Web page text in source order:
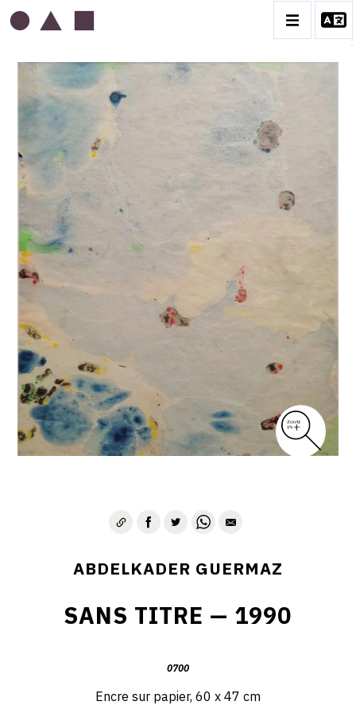
ABDELKADER GUERMAZ
BIOGRAPHIE
LA PRESSE AU SUJET DE GUERMAZ
TÉMOIGNAGES AU SUJET DE GUERMAZ
CATALOGUE DES OEUVRES
A – RÉALITÉ POÉTIQUE – 1940-1960
B – COMPOSITIONS ABSTRAITES – 1960-1968
C – SILENCE ET LUMIÈRE – 1968-1972
D – PAYSAGISME ABSTRAIT – 1970-1975
E – PAYSAGES SYMBOLIQUES – 1975-1996
DESSINS – GRAVURES – GOUACHES – AQUARELLES
CONTACT
ABDELKADER GUERMAZ
SANS TITRE — 1990
0700
Encre sur papier, 60 x 47 cm